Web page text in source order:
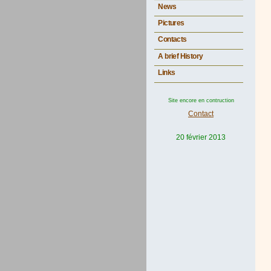
News
Pictures
Contacts
A brief History
Links
Site encore en contruction
Contact
20 février 2013